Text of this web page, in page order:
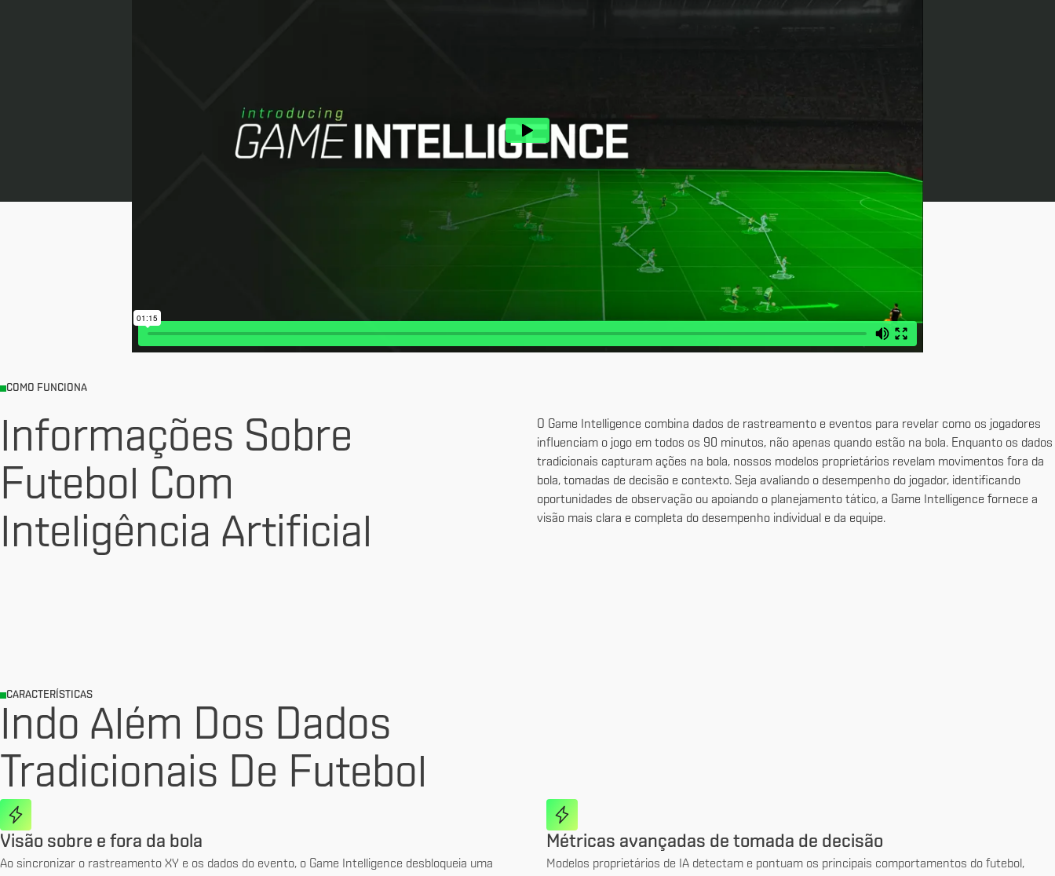
COMO FUNCIONA
Informações Sobre
Futebol Com
Inteligência Artificial
O Game Intelligence combina dados de rastreamento e eventos para revelar como os jogadores
influenciam o jogo em todos os 90 minutos, não apenas quando estão na bola. Enquanto os dados
tradicionais capturam ações na bola, nossos modelos proprietários revelam movimentos fora da
bola, tomadas de decisão e contexto. Seja avaliando o desempenho do jogador, identificando
oportunidades de observação ou apoiando o planejamento tático, a Game Intelligence fornece a
visão mais clara e completa do desempenho individual e da equipe.
CARACTERÍSTICAS
Indo Além Dos Dados
Tradicionais De Futebol
Visão sobre e fora da bola
Ao sincronizar o rastreamento XY e os dados do evento, o Game Intelligence desbloqueia uma
Métricas avançadas de tomada de decisão
Modelos proprietários de IA detectam e pontuam os principais comportamentos do futebol,